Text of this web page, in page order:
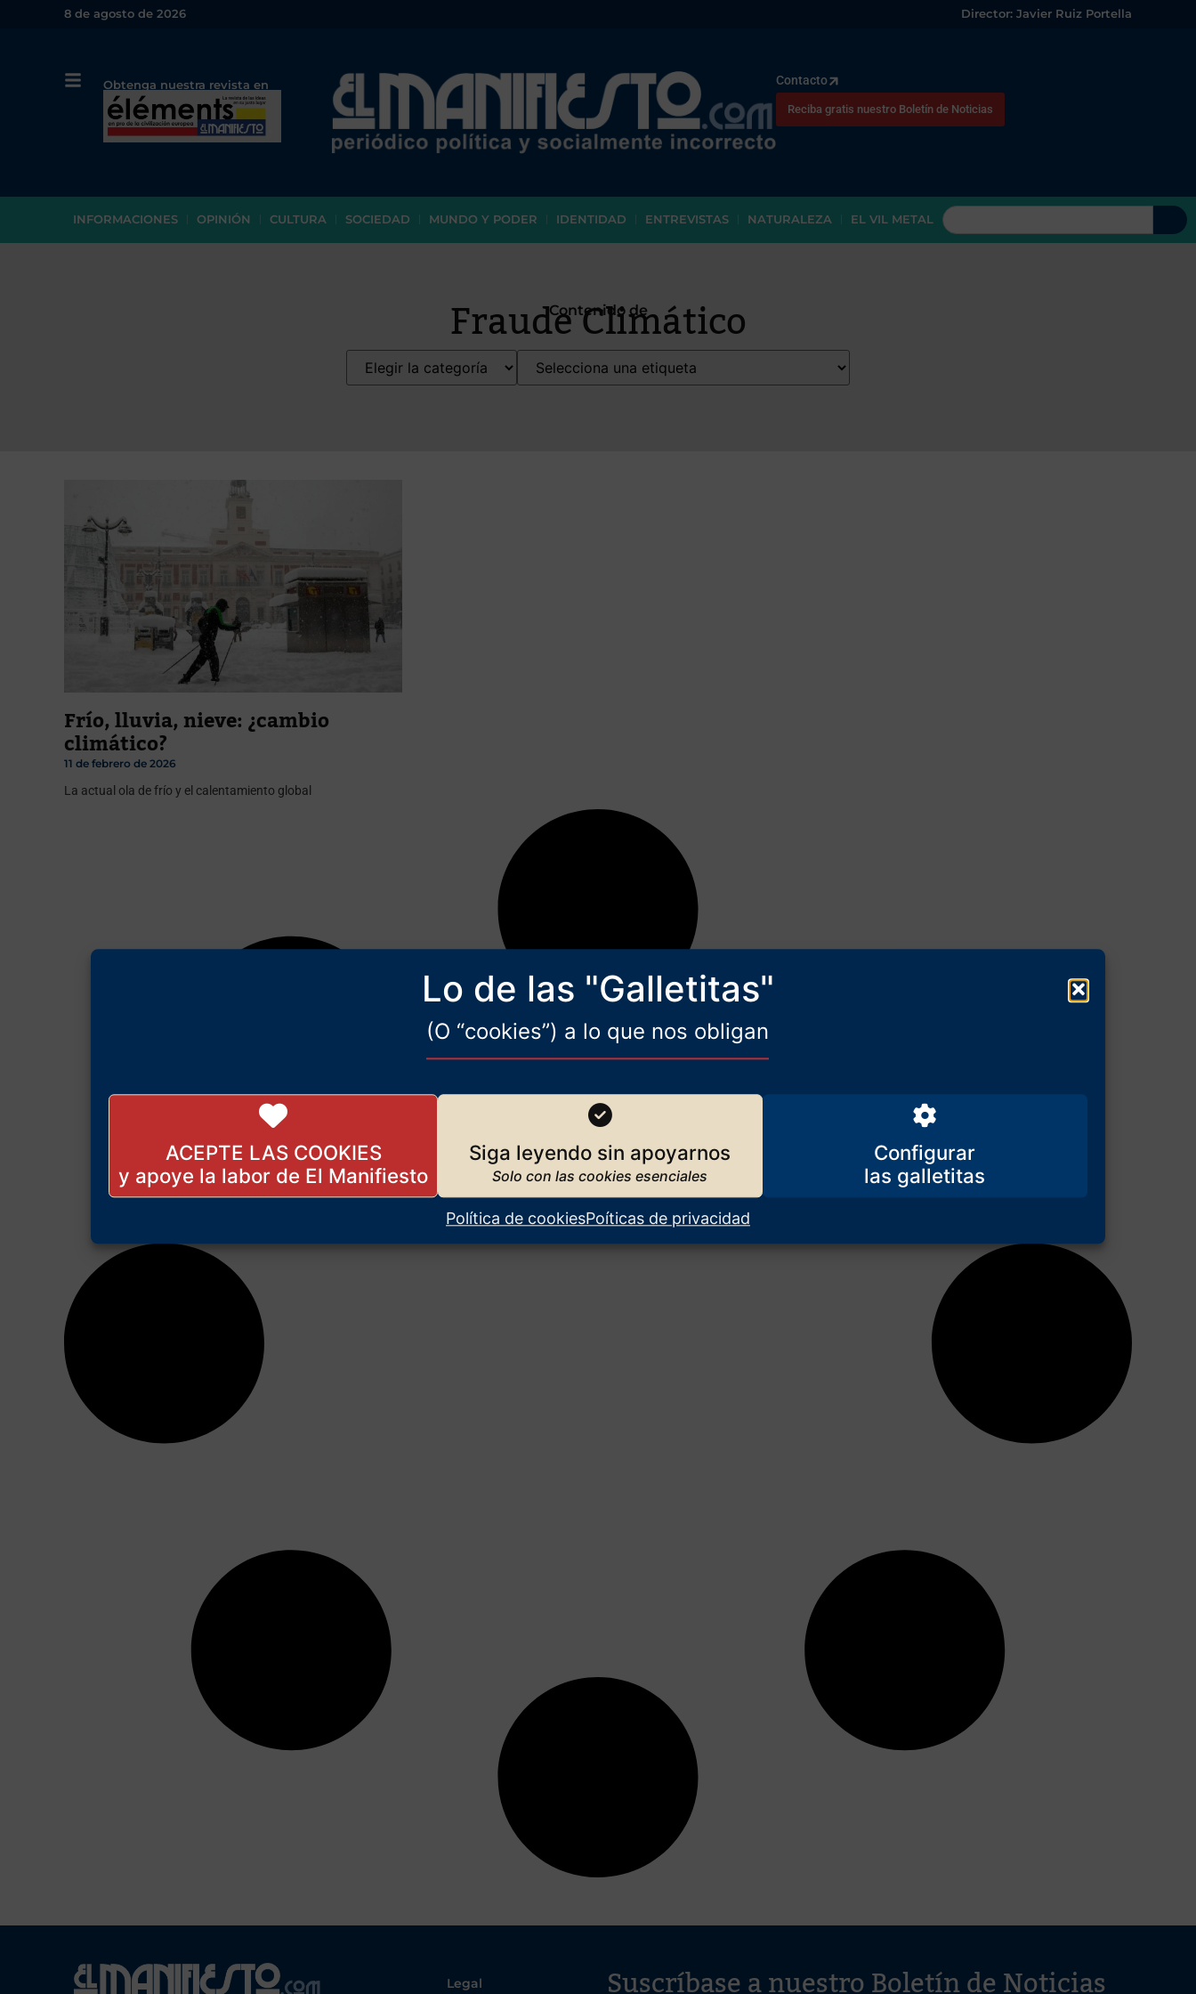
Lo de las "Galletitas"
(O “cookies”) a lo que nos obligan
ACEPTE LAS COOKIES Siga leyendo sin apoyarnos Configurar
Política de cookiesPoíticas de privacidad
8 de agosto de 2026 Director: Javier Ruiz Portella
Obtenga nuestra revista en
papel o en PDF
Contacto
Reciba gratis nuestro Boletín de Noticias
INFORMACIONES OPINIÓN CULTURA SOCIEDAD MUNDO Y PODER IDENTIDAD ENTREVISTAS NATURALEZA EL VIL METAL
Contenido de
Fraude Climático
Frío, lluvia, nieve: ¿cambio
climático?
11 de febrero de 2026
La actual ola de frío y el calentamiento global
Legal